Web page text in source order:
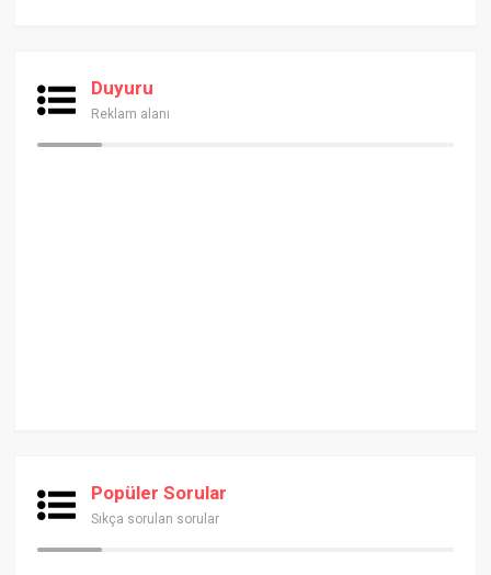
Duyuru
Reklam alanı
Popüler Sorular
Sıkça sorulan sorular